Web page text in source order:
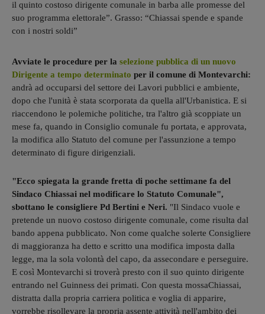
il quinto costoso dirigente comunale in barba alle promesse del
suo programma elettorale”. Grasso: “Chiassai spende e spande
con i nostri soldi”
Avviate le procedure per la selezione pubblica di un nuovo
Dirigente a tempo determinato per il comune di Montevarchi:
andrà ad occuparsi del settore dei Lavori pubblici e ambiente,
dopo che l'unità è stata scorporata da quella all'Urbanistica. E si
riaccendono le polemiche politiche, tra l'altro già scoppiate un
mese fa, quando in Consiglio comunale fu portata, e approvata,
la modifica allo Statuto del comune per l'assunzione a tempo
determinato di figure dirigenziali.
"Ecco spiegata la grande fretta di poche settimane fa del
Sindaco Chiassai nel modificare lo Statuto Comunale",
sbottano le consigliere Pd Bertini e Neri. "Il Sindaco vuole e
pretende un nuovo costoso dirigente comunale, come risulta dal
bando appena pubblicato. Non come qualche solerte Consigliere
di maggioranza ha detto e scritto una modifica imposta dalla
legge, ma la sola volontà del capo, da assecondare e perseguire.
E così Montevarchi si troverà presto con il suo quinto dirigente
entrando nel Guinness dei primati. Con questa mossaChiassai,
distratta dalla propria carriera politica e voglia di apparire,
vorrebbe risollevare la propria assente attività nell'ambito dei